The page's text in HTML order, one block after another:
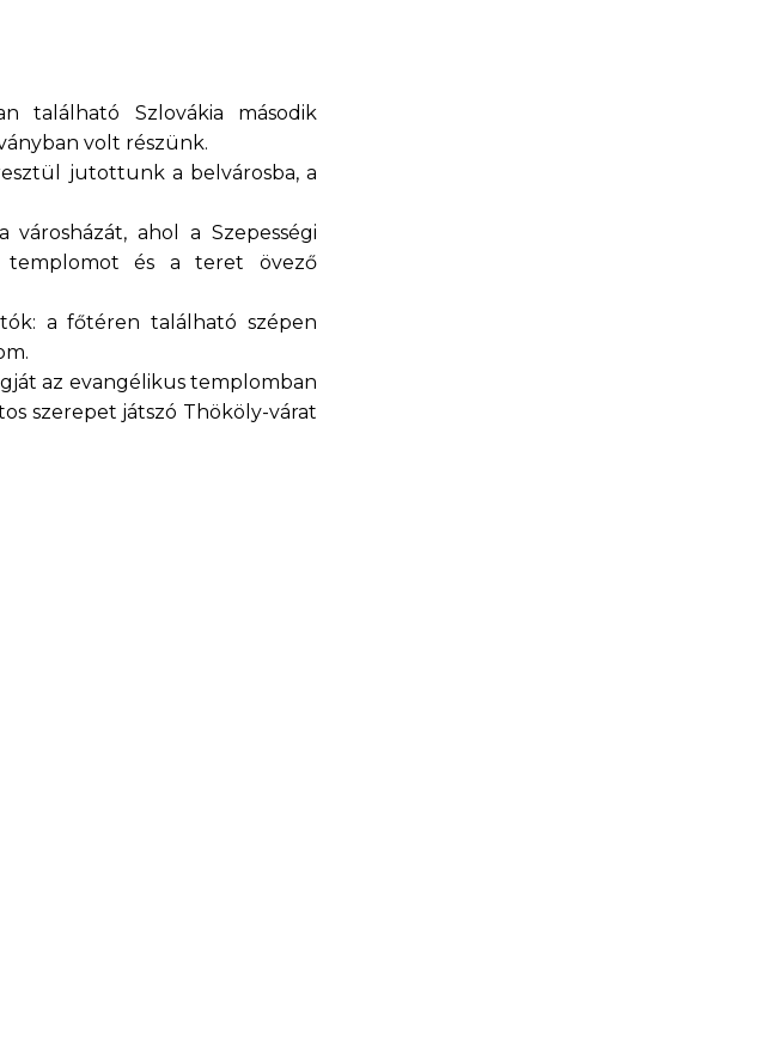
található Szlovákia második
volt részünk.
jutottunk a belvárosba, a
ahol a Szepességi
templomot és a teret övező
a főtéren található szépen
az evangélikus templomban
szerepet játszó Thököly-várat